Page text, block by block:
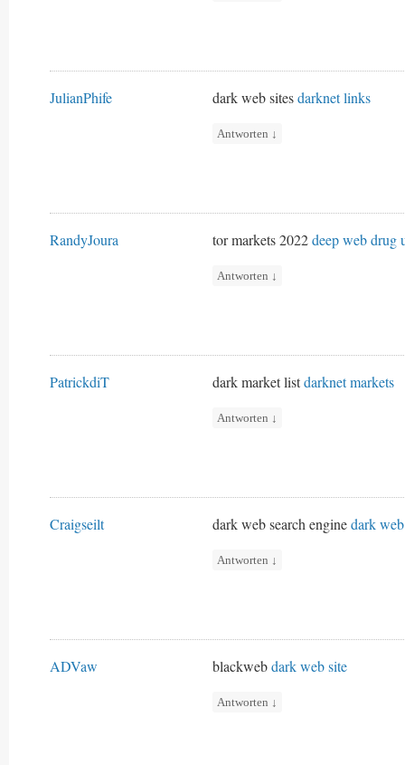
JulianPhife dark web sitesdarknet links
Antworten ↓
RandyJoura tor markets 2022deep web drug
Antworten ↓
PatrickdiT dark market listdarknet markets
Antworten ↓
Craigseilt dark web search enginedark
Antworten ↓
ADVaw blackwebdark web site
Antworten ↓